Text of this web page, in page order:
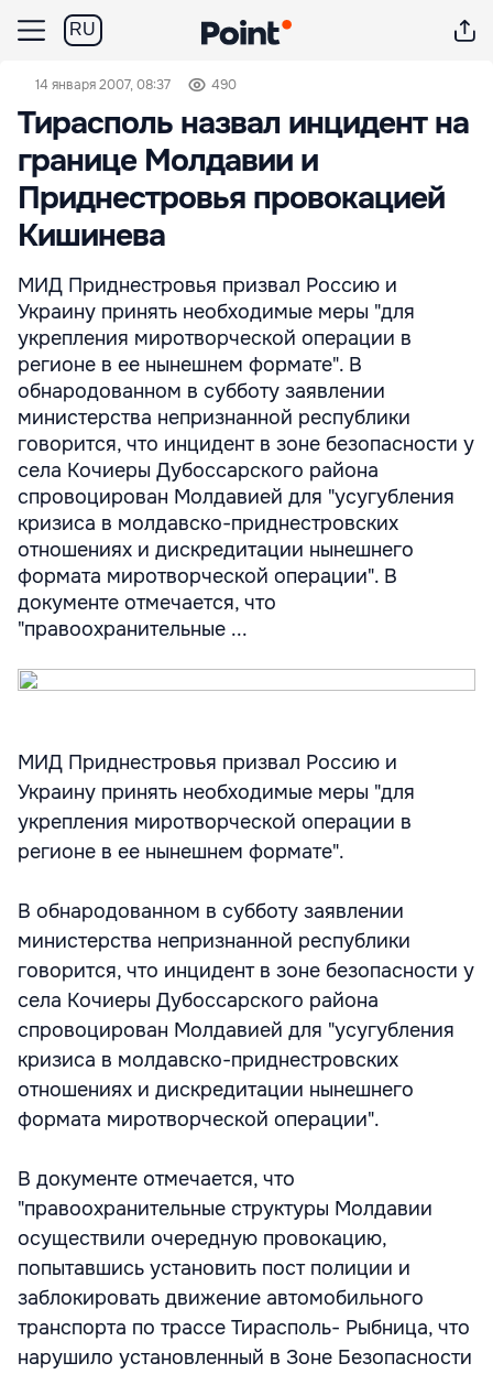
RU
14 января 2007, 08:37 490
Тирасполь назвал инцидент на
границе Молдавии и
Приднестровья провокацией
Кишинева
МИД Приднестровья призвал Россию и
Украину принять необходимые меры "для
укрепления миротворческой операции в
регионе в ее нынешнем формате". В
обнародованном в субботу заявлении
министерства непризнанной республики
говорится, что инцидент в зоне безопасности у
села Кочиеры Дубоссарского района
спровоцирован Молдавией для "усугубления
кризиса в молдавско-приднестровских
отношениях и дискредитации нынешнего
формата миротворческой операции". В
документе отмечается, что
"правоохранительные ...
МИД Приднестровья призвал Россию и
Украину принять необходимые меры "для
укрепления миротворческой операции в
регионе в ее нынешнем формате".
В обнародованном в субботу заявлении
министерства непризнанной республики
говорится, что инцидент в зоне безопасности у
села Кочиеры Дубоссарского района
спровоцирован Молдавией для "усугубления
кризиса в молдавско-приднестровских
отношениях и дискредитации нынешнего
формата миротворческой операции".
В документе отмечается, что
"правоохранительные структуры Молдавии
осуществили очередную провокацию,
попытавшись установить пост полиции и
заблокировать движение автомобильного
транспорта по трассе Тирасполь- Рыбница, что
нарушило установленный в Зоне Безопасности